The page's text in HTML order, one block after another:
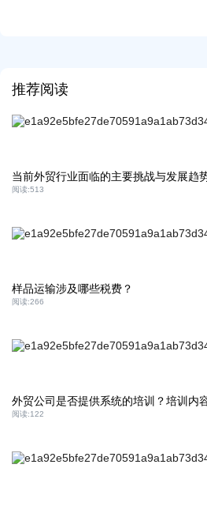
推荐阅读
当前外贸行业面临的主要挑战与发展趋
阅读:513
样品运输涉及哪些税费？
阅读:266
外贸公司是否提供系统的培训？培训内
阅读:122